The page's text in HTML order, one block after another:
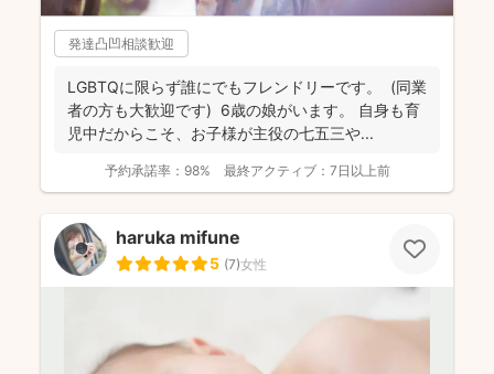
発達凸凹相談歓迎
LGBTQに限らず誰にでもフレンドリーです。 (同業
者の方も大歓迎です) 6歳の娘がいます。 自身も育
児中だからこそ、お子様が主役の七五三や...
予約承諾率： 98% 最終アクティブ： 7日以上前
haruka mifune
5 (7)女性